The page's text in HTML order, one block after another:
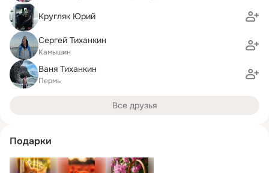
Кругляк Юрий
Сергей Тиханкин
Камышин
Ваня Тиханкин
Пермь
Все друзья
Подарки